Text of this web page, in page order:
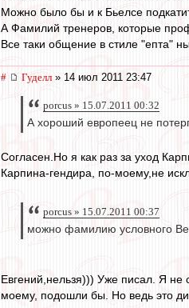
Можно было бы и к Бьелсе
А Фамилий тренеров, которые
Все таки общение в стиле "епта"
# Гуделл » 14 июл 2011 23:47
porcus » 15.07.2011 00:32
А хороший европеец не
Согласен.Но я как раз за уход
Карпина-гендира, по-моему,не
porcus » 15.07.2011 00:37
можно фамилию условного
Евгений,нельзя))) Уже писал. Я
моему, подошли бы. Но ведь это